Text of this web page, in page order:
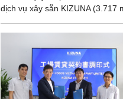
dịch vụ xây sẵn KIZUNA (3.717